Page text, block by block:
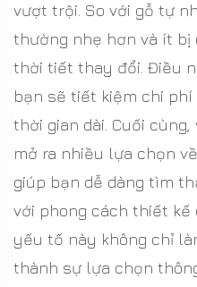
vượt trội. So với gỗ tự
thường nhẹ hơn và ít bị
thời tiết thay đổi. Điều
bạn sẽ tiết kiệm chi
thời gian dài. Cuối
mở ra nhiều lựa chọn
giúp bạn dễ dàng tìm
với phong cách thiết kế
yếu tố này không chỉ
thành sự lựa chọn